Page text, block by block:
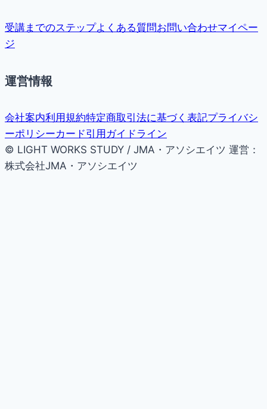
受講までのステップよくある質問お問い合わせマイペー
ジ
運営情報
会社案内利用規約特定商取引法に基づく表記プライバシ
ーポリシーカード引用ガイドライン
© LIGHT WORKS STUDY / JMA・アソシエイツ 運営：
株式会社JMA・アソシエイツ